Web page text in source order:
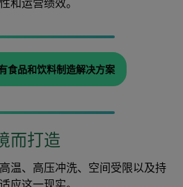
和运营绩效。
食品和饮料制造解决方案
而打造
温、高压冲洗、空间受限以及持
应这一现实。